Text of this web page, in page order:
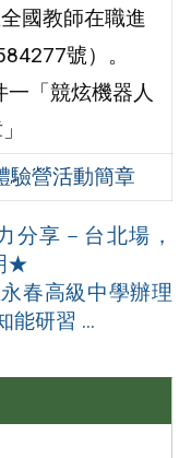
國教師在職進
號）。
一「競炫機器人
驗營活動簡章
分享－台北場，
★
春高級中學辦理
能研習 ...